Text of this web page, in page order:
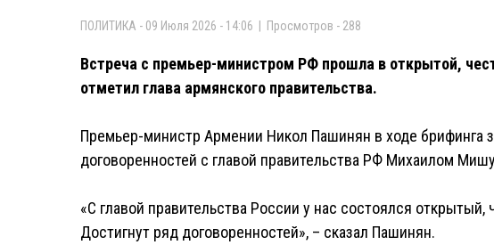
ПОЛИТИКА - 09 Июля 2026 - 14:06 | Просмотров - 288
Встреча с премьер-министром РФ прошла в открытой,
отметил глава армянского правительства.
Премьер-министр Армении Никол Пашинян в ходе брифинга
договоренностей с главой правительства РФ Михаилом
«С главой правительства России у нас состоялся
Достигнут ряд договоренностей», – сказал Пашинян.